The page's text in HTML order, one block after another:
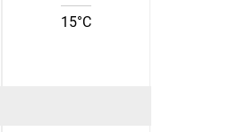
15°C